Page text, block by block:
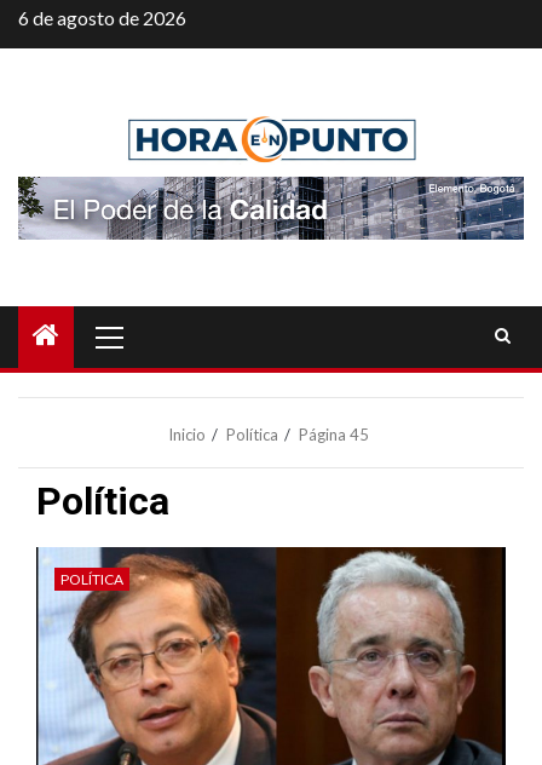
Saltar
al
6 de agosto de 2026
principal
Inicio Política Página 45
Política
POLÍTICA